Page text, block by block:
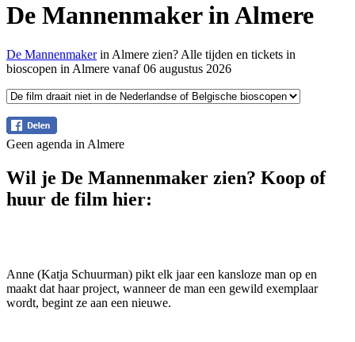
De Mannenmaker in Almere
De Mannenmakerin Almere zien? Alle tijden en tickets in
bioscopen in Almere vanaf 06 augustus 2026
Geen agenda in Almere
Wil je De Mannenmaker zien? Koop of
huur de film hier:
Anne (Katja Schuurman) pikt elk jaar een kansloze man op en
maakt dat haar project, wanneer de man een gewild exemplaar
wordt, begint ze aan een nieuwe.